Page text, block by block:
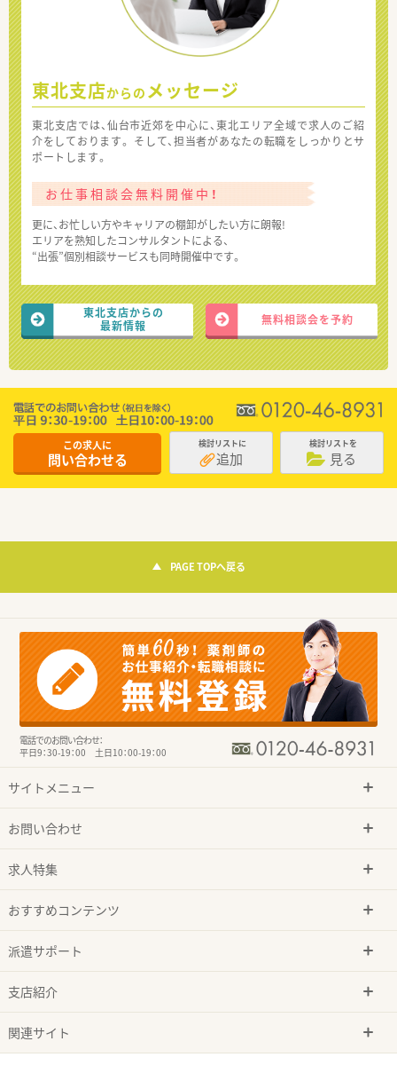
東北支店からの メッセージ
東北支店では、仙台市近郊を中心に、東北エリア全域で求人のご紹
介をしております。 そして、担当者があなたの転職をしっかりとサ
ポートします。
お仕事相談会無料開催中！
更に、お忙しい方やキャリアの棚卸がしたい方に朗報!
エリアを熟知したコンサルタントによる、
“出張”個別相談サービスも同時開催中です。
東北支店からの
最新情報
無料相談会を予約
この求人に
問い合わせる
検討リストに
追加
検討リストを
見る
PAGE TOPへ戻る
電話でのお問い合わせ：
平日9：30-19：00 土日10：00-19：00
サイトメニュー
お問い合わせ
求人特集
おすすめコンテンツ
派遣サポート
支店紹介
関連サイト